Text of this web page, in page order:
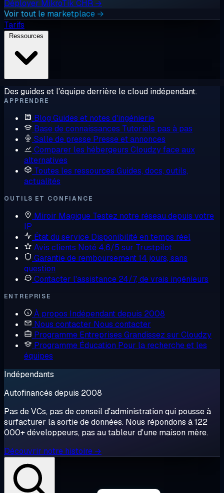
Déployer MikroTik CHR →
Voir tout le marketplace →
Tarifs
Des guides et l'équipe derrière le cloud indépendant.
APPRENDRE
Blog Guides et notes d'ingénierie
Base de connaissances Tutoriels pas à pas
Salle de presse Presse et annonces
Comparer les hébergeurs Cloudzy face aux
alternatives
Toutes les ressources Guides, docs, outils,
actualités
OUTILS ET CONFIANCE
Miroir Magique Testez notre réseau depuis votre
IP
État du service Disponibilité en temps réel
Avis clients Noté 4,6/5 sur Trustpilot
Garantie de remboursement14 jours, sans
question
Contacter l'assistance 24/7, de vrais ingénieurs
ENTREPRISE
À propos Indépendant depuis 2008
Nous contacter Nous contacter
Programme Entreprises Grandissez sur Cloudzy
Programme Éducation Pour la recherche et les
équipes
Indépendants
Autofinancés depuis 2008
Pas de VCs, pas de conseil d'administration qui pousse à
surfacturer la sortie de données. Nous répondons à 122
000+ développeurs, pas au tableur d'une maison mère.
Découvrir notre histoire →